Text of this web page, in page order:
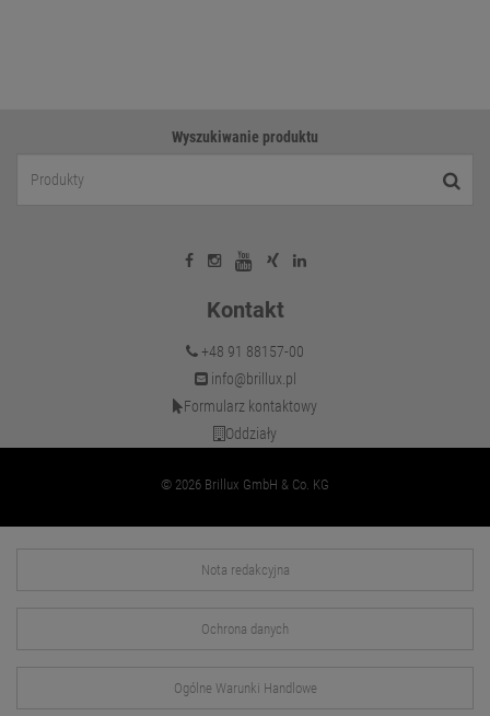
Wyszukiwanie produktu
Kontakt
+48 91 88157-00
info@brillux.pl
Formularz kontaktowy
Oddziały
© 2026 Brillux GmbH & Co. KG
Nota redakcyjna
Ochrona danych
Ogólne Warunki Handlowe